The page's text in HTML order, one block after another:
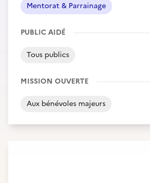
Mentorat & Parrainage
PUBLIC AIDÉ
Tous publics
MISSION OUVERTE
Aux bénévoles majeurs